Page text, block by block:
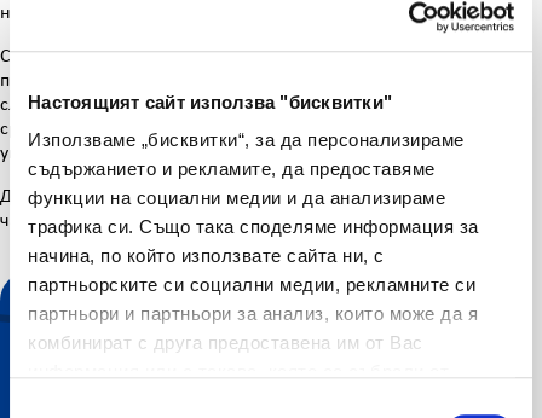
Настоящият сайт използва "бисквитки"
Използваме „бисквитки“, за да персонализираме
съдържанието и рекламите, да предоставяме
функции на социални медии и да анализираме
трафика си. Също така споделяме информация за
начина, по който използвате сайта ни, с
партньорските си социални медии, рекламните си
партньори и партньори за анализ, които може да я
комбинират с друга предоставена им от Вас
на мача“ след отличната си игра.
След страхотното представяне срещу Франция, България
продължава без загуба на EMF EURO 2026 и вече гледа към
следващото голямо предизвикателство – четвъртфинал
срещу Унгария. Съперникът е изключително сериозен, като
унгарците са световни вицешампиони от 2025 година.
Двубоят България – Унгария ще се играе на 2 юни от 18:30
часа и ще бъде излъчен пряко по БНТ 3.